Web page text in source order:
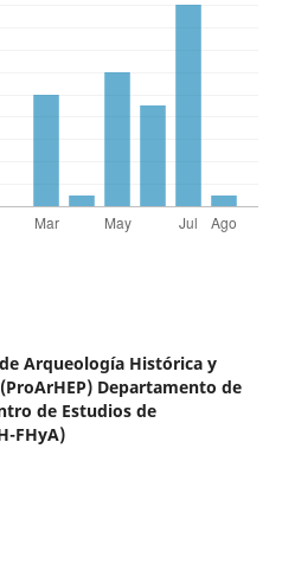
Arqueología Histórica y
Departamento de
de Estudios de
FHyA)